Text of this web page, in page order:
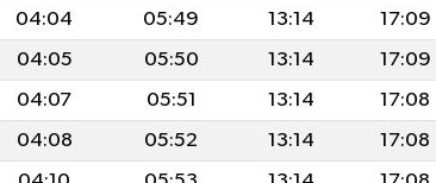
04:04 05:49 13:14 17:09
04:05 05:50 13:14 17:09
04:07 05:51 13:14 17:08
04:08 05:52 13:14 17:08